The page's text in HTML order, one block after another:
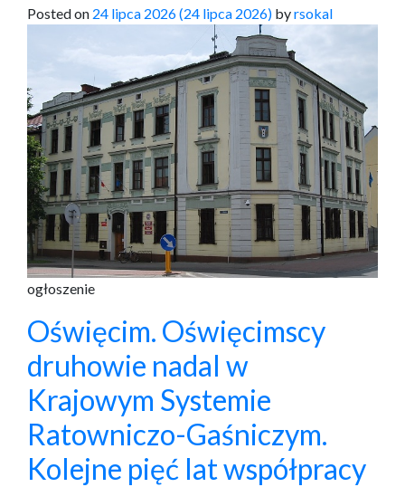
Posted on 24 lipca 2026(24 lipca 2026) byrsokal
ogłoszenie
Oświęcim. Oświęcimscy
druhowie nadal w
Krajowym Systemie
Ratowniczo-Gaśniczym.
Kolejne pięć lat współpracy